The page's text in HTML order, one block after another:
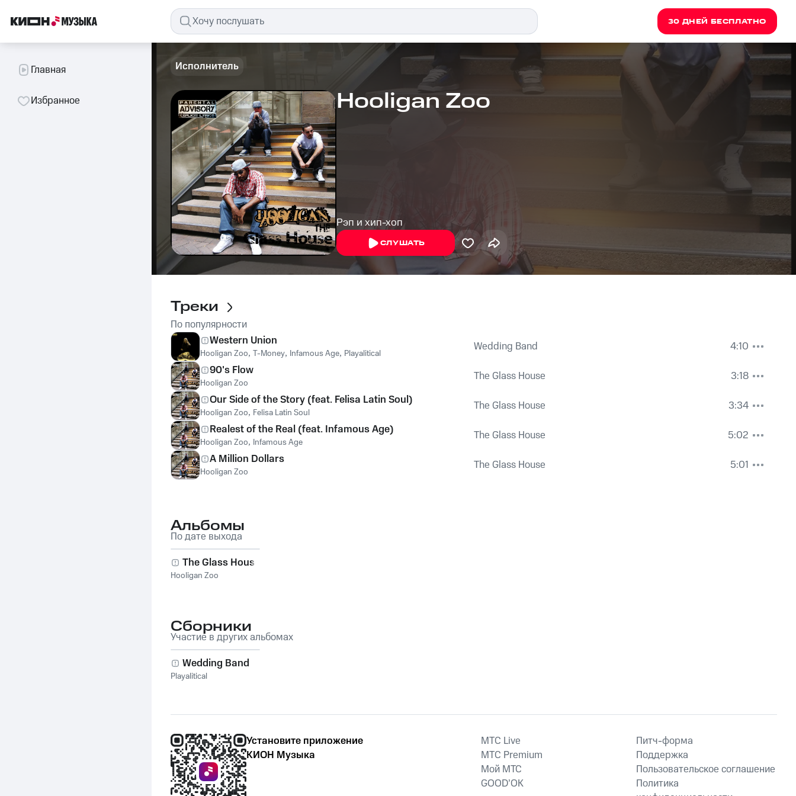
30 ДНЕЙ БЕСПЛАТНО
Главная
Избранное
Исполнитель
Hooligan Zoo
Рэп и хип-хоп
СЛУШАТЬ
Треки
По популярности
Western Union
Hooligan Zoo, T-Money, Infamous Age, Playalitical Wedding Band
4:10
90's Flow
Hooligan Zoo The Glass House
3:18
Our Side of the Story (feat. Felisa Latin Soul)
Hooligan Zoo, Felisa Latin Soul The Glass House
3:34
Realest of the Real (feat. Infamous Age)
Hooligan Zoo, Infamous Age The Glass House
5:02
A Million Dollars
Hooligan Zoo The Glass House 5:01
Альбомы
По дате выхода
The Glass House
Hooligan Zoo
Сборники
Участие в других альбомах
Wedding Band
Playalitical
Установите приложение
КИОН Музыка
MTС Live
MTС Premium
Мой МТС
GOOD’OK
Питч-форма
Поддержка
Пользовательское соглашение
Политика